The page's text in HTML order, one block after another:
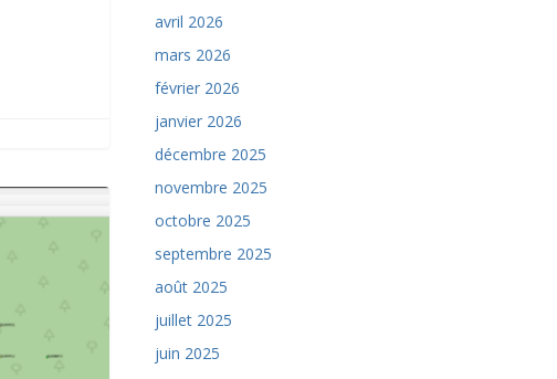
avril 2026
mars 2026
février 2026
janvier 2026
décembre 2025
novembre 2025
octobre 2025
septembre 2025
août 2025
juillet 2025
juin 2025